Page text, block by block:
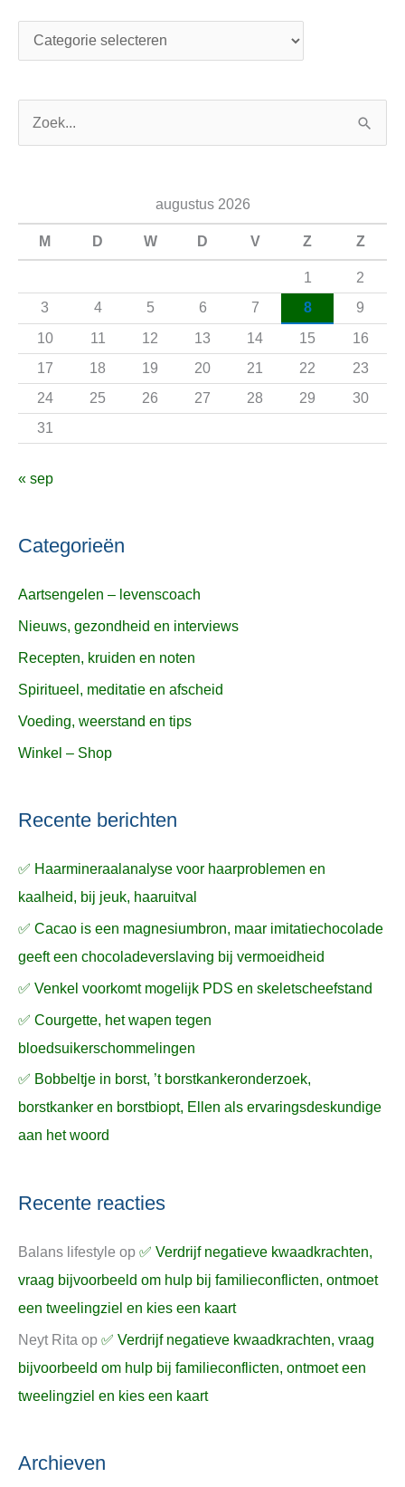
a
r
:
augustus 2026
M D W D V Z Z
1
2
3
4 5 6 7 8
9
10
11 12 13 14 15
16
17
18 19 20 21 22
23
24
25 26 27 28 29
30
31
« sep
Categorieën
Aartsengelen – levenscoach
Nieuws, gezondheid en interviews
Recepten, kruiden en noten
Spiritueel, meditatie en afscheid
Voeding, weerstand en tips
Winkel – Shop
Recente berichten
✅ Haarmineraalanalyse voor haarproblemen en
kaalheid, bij jeuk, haaruitval
✅ Cacao is een magnesiumbron, maar imitatiechocolade
geeft een chocoladeverslaving bij vermoeidheid
✅ Venkel voorkomt mogelijk PDS en skeletscheefstand
✅ Courgette, het wapen tegen
bloedsuikerschommelingen
✅ Bobbeltje in borst, ’t borstkankeronderzoek,
borstkanker en borstbiopt, Ellen als ervaringsdeskundige
aan het woord
Recente reacties
Balans lifestyle op ✅ Verdrijf negatieve kwaadkrachten,
vraag bijvoorbeeld om hulp bij familieconflicten, ontmoet
een tweelingziel en kies een kaart
Neyt Rita op ✅ Verdrijf negatieve kwaadkrachten, vraag
bijvoorbeeld om hulp bij familieconflicten, ontmoet een
tweelingziel en kies een kaart
Archieven